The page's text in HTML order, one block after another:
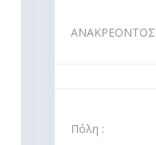
ΑΝΑΚΡΕΟΝΤΟΣ
Πόλη :